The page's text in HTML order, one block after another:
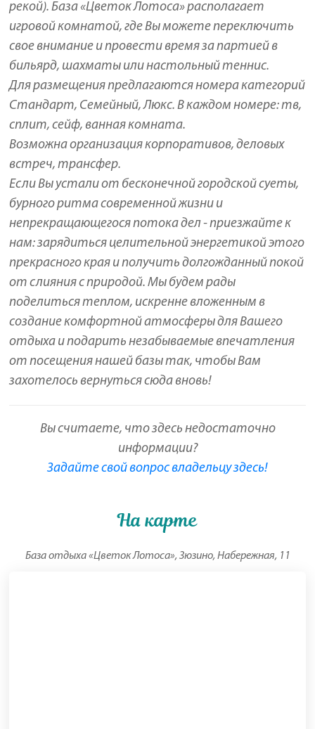
рекой). База «Цветок Лотоса» располагает
игровой комнатой, где Вы можете переключить
свое внимание и провести время за партией в
бильярд, шахматы или настольный теннис.
Для размещения предлагаются номера категорий
Стандарт, Семейный, Люкс. В каждом номере: тв,
сплит, сейф, ванная комната.
Возможна организация корпоративов, деловых
встреч, трансфер.
Если Вы устали от бесконечной городской суеты,
бурного ритма современной жизни и
непрекращающегося потока дел - приезжайте к
нам: зарядиться целительной энергетикой этого
прекрасного края и получить долгожданный покой
от слияния с природой. Мы будем рады
поделиться теплом, искренне вложенным в
создание комфортной атмосферы для Вашего
отдыха и подарить незабываемые впечатления
от посещения нашей базы так, чтобы Вам
захотелось вернуться сюда вновь!
Вы считаете, что здесь недостаточно
информации?
Задайте свой вопрос владельцу здесь!
На карте
База отдыха «Цветок Лотоса», Зюзино, Набережная, 11